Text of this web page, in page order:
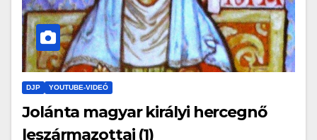
DJP YOUTUBE-VIDEÓ
Jolánta magyar királyi hercegnő
leszármazottai (1)